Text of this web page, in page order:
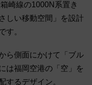
崎線の1000N系置き
しい移動空間」を設計
す。
ら側面にかけて「ブル
は福岡空港の「空」を
するデザイン。